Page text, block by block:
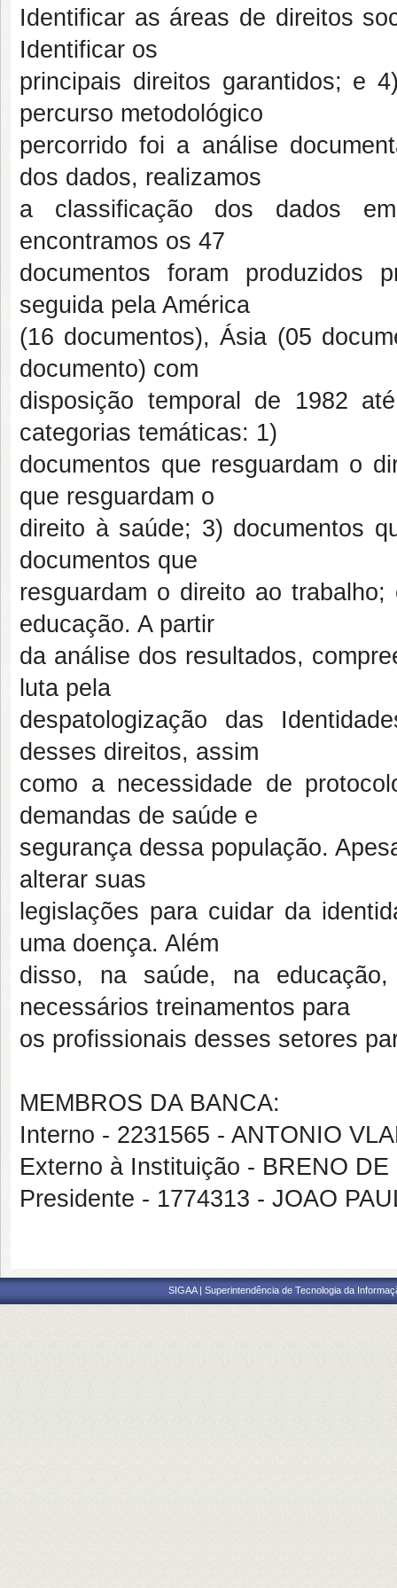
Identificar as áreas de direitos
Identificar os
principais direitos garantidos; e
percurso metodológico
percorrido foi a análise
dos dados, realizamos
a classificação dos dados
encontramos os 47
documentos foram produzidos
seguida pela América
(16 documentos), Ásia (05
documento) com
disposição temporal de 1982
categorias temáticas: 1)
documentos que resguardam o
que resguardam o
direito à saúde; 3) documentos
documentos que
resguardam o direito ao
educação. A partir
da análise dos resultados,
luta pela
despatologização das
desses direitos, assim
como a necessidade de
demandas de saúde e
segurança dessa população.
alterar suas
legislações para cuidar da
uma doença. Além
disso, na saúde, na
necessários treinamentos para
os profissionais desses setores
MEMBROS DA BANCA:
Interno - 2231565 - ANTONIO
Externo à Instituição - BRENO
Presidente - 1774313 - JOAO
SIGAA | Superintendência de Tecnologia da